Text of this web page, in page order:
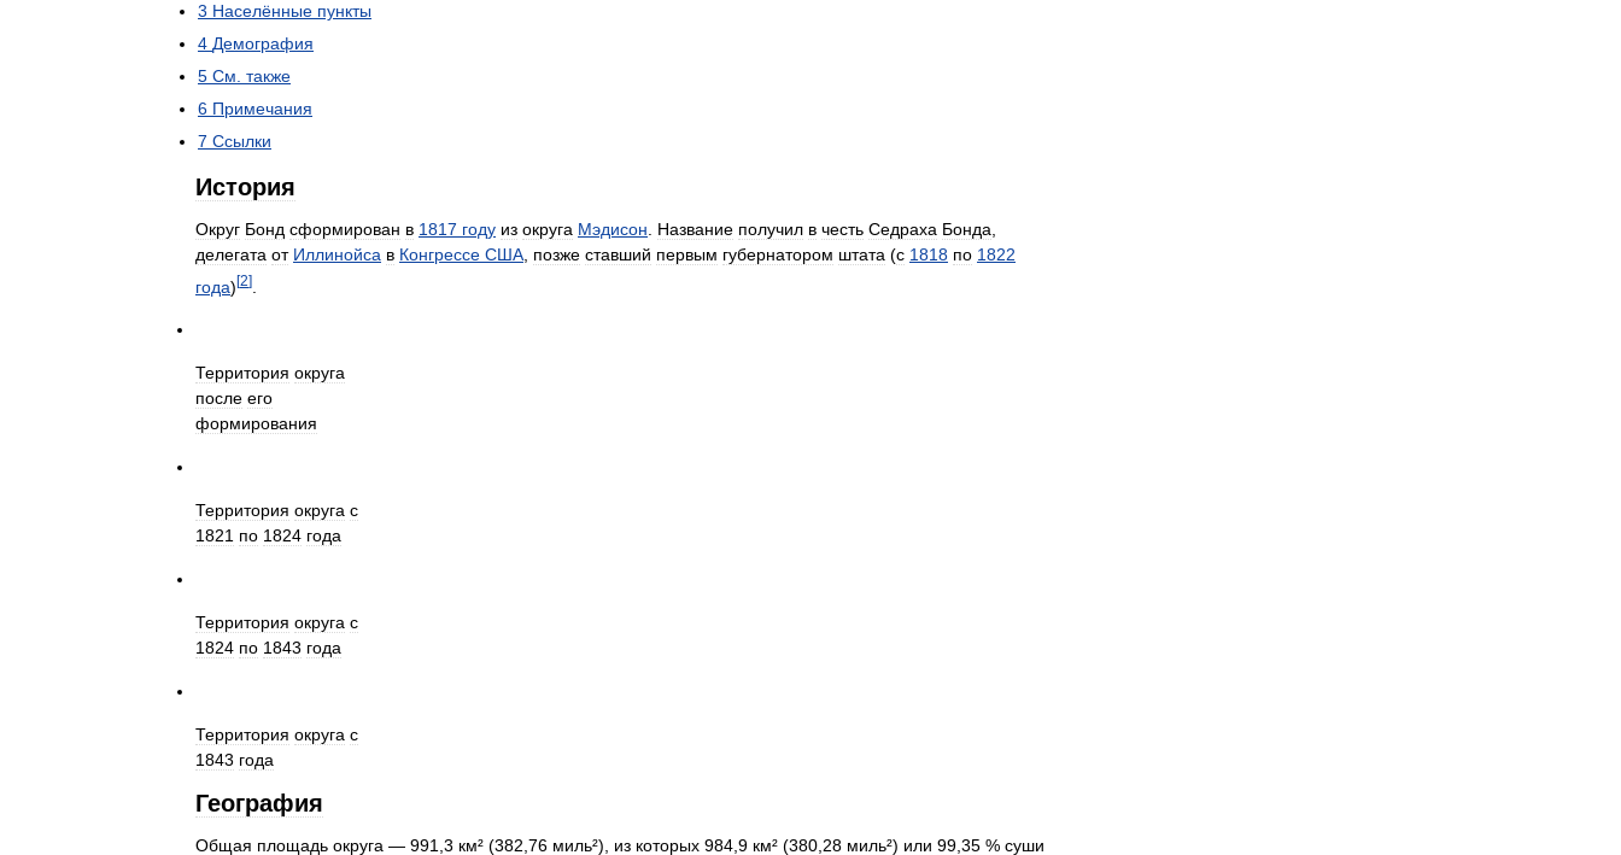
3 Населённые пункты
4 Демография
5 См также
6 Примечания
7 Ссылки
История
Округ Бонд сформирован в 1817 году из округа Мэдисон Название получил в честь Седраха Бонда
делегата от Иллинойса в Конгрессе США позже ставший первым губернатором штата (с 1818 по 1822
года)[2]
Территория округа
после его
формирования
Территория округа с
1821 по 1824 года
Территория округа с
1824 по 1843 года
Территория округа с
1843 года
География
Общая площадь округа — 991,3 км² (382,76 миль²), из которых 984,9 км² (380,28 миль²) или 99,35 % суши